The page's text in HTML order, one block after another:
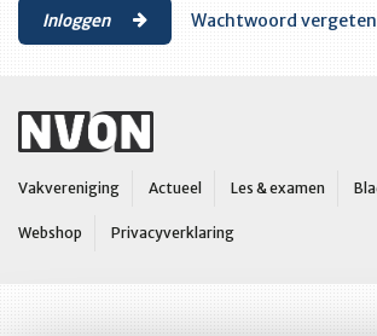
Inloggen Wachtwoord
Vakvereniging Actueel Les & examen
Webshop Privacyverklaring